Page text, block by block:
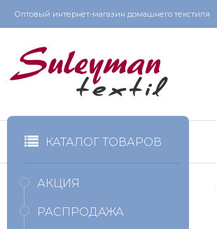
Оптовый интернет-магазин домашнего текстиля
КАТАЛОГ ТОВАРОВ
АКЦИЯ
РАСПРОДАЖА